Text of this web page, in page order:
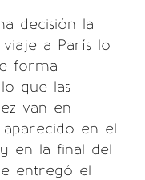
decisión la
a París lo
forma
que las
van en
aparecido en el
en la final del
entregó el